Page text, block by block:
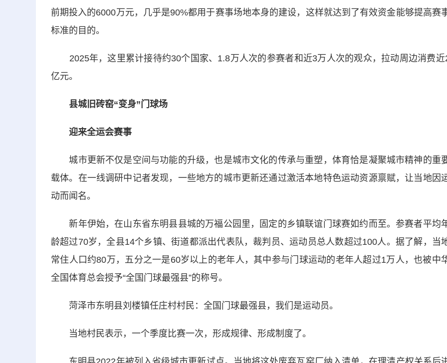
前期投入的6000万元，几乎是90%都用于赛事场地本身的建设，这样就达到了有效资金能够提高赛
标准的目的。
2025年，这里累计接待约30个国家、1.8万人次的参赛者和近3万人次的观众，拉动周边消费近
亿元。
县城旧砖窑“变身”门球场
迎来全运会赛事
城市更新不仅是空间与功能的升级，也是城市文化的传承与重塑，体育恰是凝聚城市精神的重
载体。在一线调研中记者发现，一些地方的城市更新还通过激活本地特色运动资源禀赋，让当地因
动而闻名。
新年伊始，在山东省东明县县城的万福公园里，固定的乡镇联谊门球赛如约而至。参赛者平均
龄超过70岁，全县14个乡镇、街道都派出代表队，裁判员、运动员总人数超过100人。据了解，当
常住人口约80万，五分之一是60岁以上的老年人，其中参与门球运动的老年人超过1万人，也被中
全国体育总会授予“全国门球最强县”的称号。
菏泽市东明县刘楼镇任庄村村民：全国门球最强县，我们是运动员。
当地村民表示，一个季度比赛一次，形成规律、形成制度了。